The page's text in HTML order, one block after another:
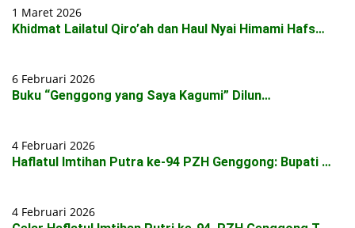
1 Maret 2026
Khidmat Lailatul Qiro’ah dan Haul Nyai Himami Hafs…
6 Februari 2026
Buku “Genggong yang Saya Kagumi” Dilun…
4 Februari 2026
Haflatul Imtihan Putra ke-94 PZH Genggong: Bupati …
4 Februari 2026